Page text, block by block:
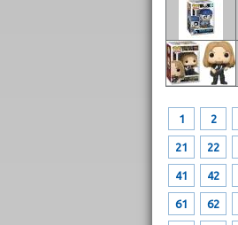
1 2
21 22
41 42
61 62